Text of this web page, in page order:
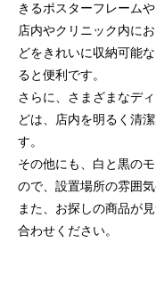
きるポスターフレーム
店内やクリニック内に
どをきれいに収納可能
ると便利です。
さらに、さまざまなデ
どは、店内を明るく清
す。
その他にも、白と黒の
ので、設置場所の雰囲
また、お探しの商品が
合わせください。